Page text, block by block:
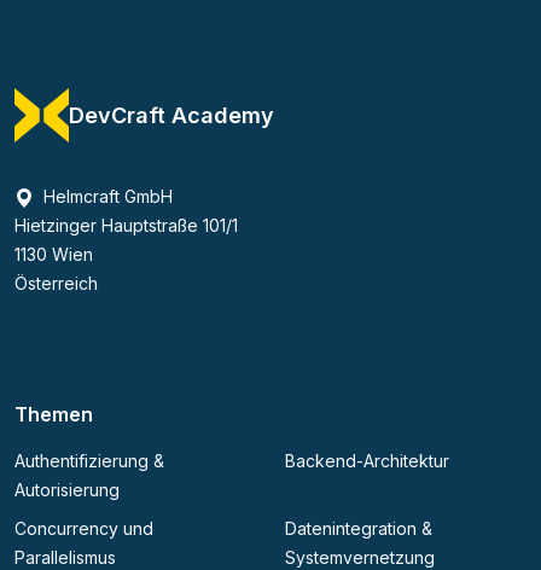
DevCraft Academy
Helmcraft GmbH
Hietzinger Hauptstraße 101/1
1130 Wien
Österreich
Themen
Authentifizierung &
Autorisierung
Backend-Architektur
Concurrency und
Parallelismus
Datenintegration &
Systemvernetzung